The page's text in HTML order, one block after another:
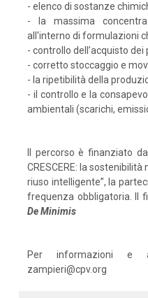
- elenco di sostanze
- la massima
all'interno di formulazioni
- controllo dell’acquisto
- corretto stoccaggio e
- la ripetibilità della
- il controllo e la
ambientali (scarichi,
Il percorso è finanziato
CRESCERE: la
riuso intelligente”, la
frequenza obbligatoria. Il
DeMinimis
Per informazioni e
zampieri@cpv.org